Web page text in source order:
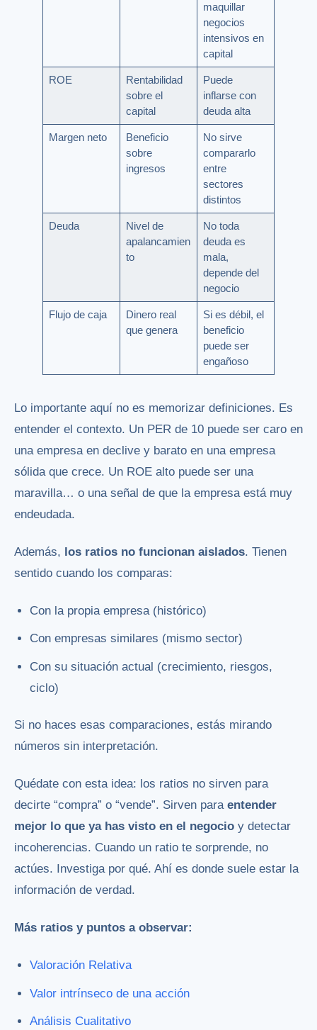
maquillar
negocios
intensivos en
capital
ROE
Rentabilidad
sobre el
capital
Puede
inflarse con
deuda alta
Margen neto
Beneficio
sobre
ingresos
No sirve
compararlo
entre
sectores
distintos
Deuda
Nivel de
apalancamien
to
No toda
deuda es
mala,
depende del
negocio
Flujo de caja
Dinero real
que genera
Si es débil, el
beneficio
puede ser
engañoso
Lo importante aquí no es memorizar definiciones. Es
entender el contexto. Un PER de 10 puede ser caro en
una empresa en declive y barato en una empresa
sólida que crece. Un ROE alto puede ser una
maravilla… o una señal de que la empresa está muy
endeudada.
Además, los ratios no funcionan aislados. Tienen
sentido cuando los comparas:
Con la propia empresa (histórico)
Con empresas similares (mismo sector)
Con su situación actual (crecimiento, riesgos,
ciclo)
Si no haces esas comparaciones, estás mirando
números sin interpretación.
Quédate con esta idea: los ratios no sirven para
decirte “compra” o “vende”. Sirven para entender
mejor lo que ya has visto en el negocio y detectar
incoherencias. Cuando un ratio te sorprende, no
actúes. Investiga por qué. Ahí es donde suele estar la
información de verdad.
Más ratios y puntos a observar:
Valoración Relativa
Valor intrínseco de una acción
Análisis Cualitativo